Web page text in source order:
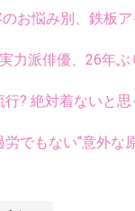
お悩み別、鉄板
力派俳優、26年ぶ
? 絶対着ないと
でもない“意外な